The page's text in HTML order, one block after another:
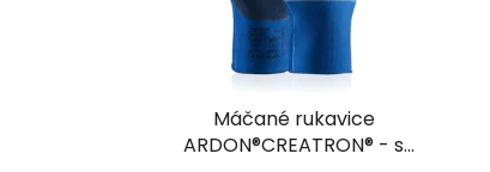
Máčané rukavice
ARDON®CREATRON® - s